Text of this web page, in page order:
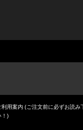
利用案内 (ご注文前に必ずお読み
！)